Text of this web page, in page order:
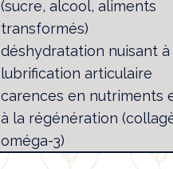
(sucre, alcool, aliments
transformés)
déshydratation nuisant à
lubrification articulaire
carences en nutriments
à la régénération
oméga-3)